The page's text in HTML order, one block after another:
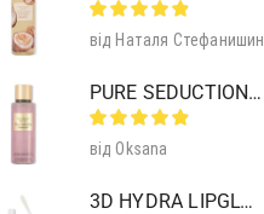
від Наталя Стефанишин
PURE SEDUCTION MIST SHIMMER
від Oksana
3D HYDRA LIPGLOSS 01 CLEAR